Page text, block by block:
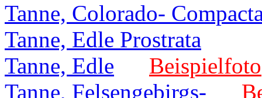
Tanne, Colorado-
Tanne, Edle Prostrata
Tanne, Edle
Tanne, Felsengebirgs-